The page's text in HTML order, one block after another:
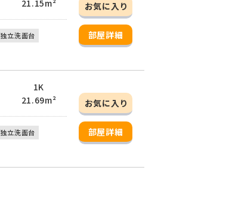
21.15m²
お気に入り
部屋詳細
独立洗面台
1K
21.69m²
お気に入り
部屋詳細
独立洗面台